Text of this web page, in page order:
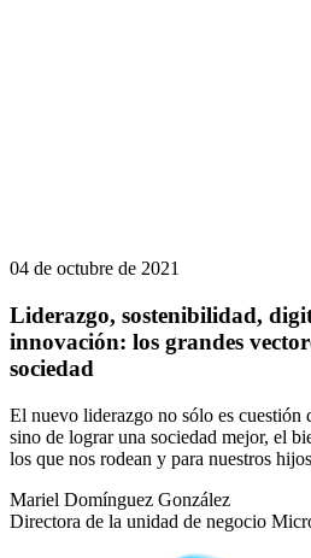
04 de octubre de 2021
Liderazgo, sostenibilidad,
innovación: los grandes
sociedad
El nuevo liderazgo no sólo es cuestión
sino de lograr una sociedad mejor, el
los que nos rodean y para nuestros
Mariel Domínguez González
Directora de la unidad de negocio